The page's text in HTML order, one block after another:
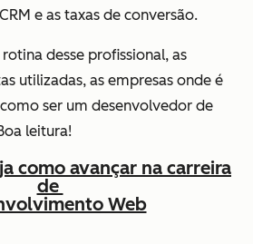
e as taxas de conversão.
desse profissional, as
utilizadas, as empresas onde é
ser um desenvolvedor de
leitura!
como avançar na carreira
de
Web